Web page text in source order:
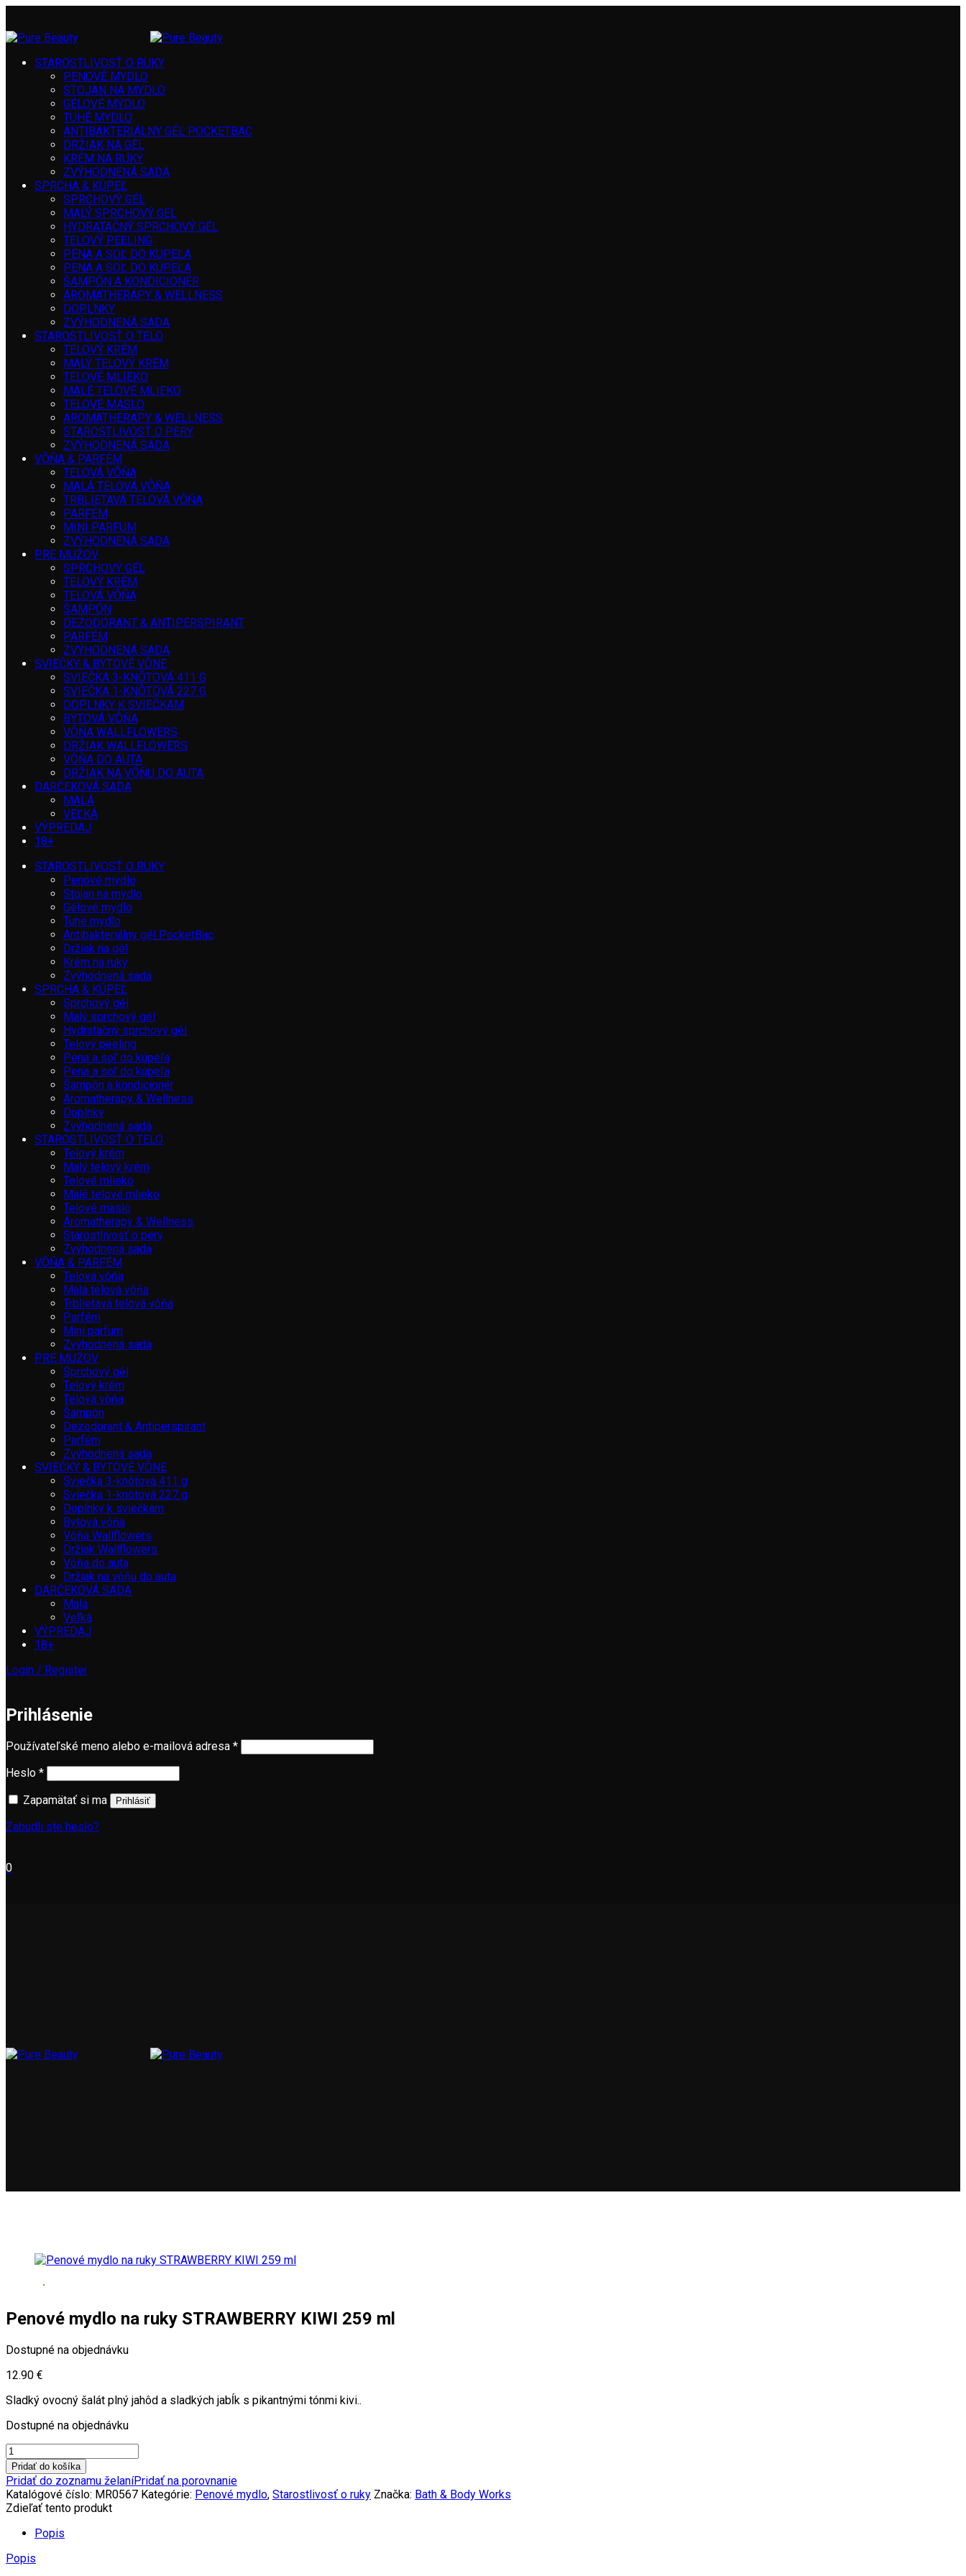
STAROSTLIVOSŤ O RUKY
PENOVÉ MYDLO
STOJAN NA MYDLO
GÉLOVÉ MYDLO
TUHÉ MYDLO
ANTIBAKTERIÁLNY GÉL POCKETBAC
DRŽIAK NA GÉL
KRÉM NA RUKY
ZVÝHODNENÁ SADA
SPRCHA & KÚPEĽ
SPRCHOVÝ GÉL
MALÝ SPRCHOVÝ GÉL
HYDRATAČNÝ SPRCHOVÝ GÉL
TELOVÝ PEELING
PENA A SOĽ DO KÚPEĽA
PENA A SOĽ DO KÚPEĽA
ŠAMPÓN A KONDICIONÉR
AROMATHERAPY & WELLNESS
DOPLNKY
ZVÝHODNENÁ SADA
STAROSTLIVOSŤ O TELO
TELOVÝ KRÉM
MALÝ TELOVÝ KRÉM
TELOVÉ MLIEKO
MALÉ TELOVÉ MLIEKO
TELOVÉ MASLO
AROMATHERAPY & WELLNESS
STAROSTLIVOSŤ O PERY
ZVÝHODNENÁ SADA
VÔŇA & PARFÉM
TELOVÁ VÔŇA
MALÁ TELOVÁ VÔŇA
TRBLIETAVÁ TELOVÁ VÔŇA
PARFÉM
MINI PARFUM
ZVÝHODNENÁ SADA
PRE MUŽOV
SPRCHOVÝ GÉL
TELOVÝ KRÉM
TELOVÁ VÔŇA
ŠAMPÓN
DEZODORANT & ANTIPERSPIRANT
PARFÉM
ZVÝHODNENÁ SADA
SVIEČKY & BYTOVÉ VÔNE
SVIEČKA 3-KNÔTOVÁ 411 G
SVIEČKA 1-KNÔTOVÁ 227 G
DOPLNKY K SVIEČKAM
BYTOVÁ VÔŇA
VÔŇA WALLFLOWERS
DRŽIAK WALLFLOWERS
VÔŇA DO AUTA
DRŽIAK NA VÔŇU DO AUTA
DARČEKOVÁ SADA
MALÁ
VEĽKÁ
VÝPREDAJ
18+
STAROSTLIVOSŤ O RUKY
Penové mydlo
Stojan na mydlo
Gélové mydlo
Tuhé mydlo
Antibakteriálny gél PocketBac
Držiak na gél
Krém na ruky
Zvýhodnená sada
SPRCHA & KÚPEĽ
Sprchový gél
Malý sprchový gél
Hydratačný sprchový gél
Telový peeling
Pena a soľ do kúpeľa
Pena a soľ do kúpeľa
Šampón a kondicionér
Aromatherapy & Wellness
Doplnky
Zvýhodnená sada
STAROSTLIVOSŤ O TELO
Telový krém
Malý telový krém
Telové mlieko
Malé telové mlieko
Telové maslo
Aromatherapy & Wellness
Starostlivosť o pery
Zvýhodnená sada
VÔŇA & PARFÉM
Telová vôňa
Malá telová vôňa
Trblietavá telová vôňa
Parfém
Mini parfum
Zvýhodnená sada
PRE MUŽOV
Sprchový gél
Telový krém
Telová vôňa
Šampón
Dezodorant & Antiperspirant
Parfém
Zvýhodnená sada
SVIEČKY & BYTOVÉ VÔNE
Sviečka 3-knôtová 411 g
Sviečka 1-knôtová 227 g
Doplnky k sviečkam
Bytová vôňa
Vôňa Wallflowers
Držiak Wallflowers
Vôňa do auta
Držiak na vôňu do auta
DARČEKOVÁ SADA
Malá
Veľká
VÝPREDAJ
18+
Login / Register
Prihlásenie
Používateľské meno alebo e-mailová adresa *
Heslo *
Zapamätať si ma
Prihlásiť
Zabudli ste heslo?
0
Penové mydlo na ruky STRAWBERRY KIWI 259 ml
Dostupné na objednávku
12.90 €
Sladký ovocný šalát plný jahôd a sladkých jabĺk s pikantnými tónmi kivi..
Dostupné na objednávku
Pridať do košíka
Pridať do zoznamu želaníPridať na porovnanie
Katalógové číslo: MR0567 Kategórie: Penové mydlo, Starostlivosť o ruky Značka: Bath & Body Works
Zdieľať tento produkt
Popis
Popis